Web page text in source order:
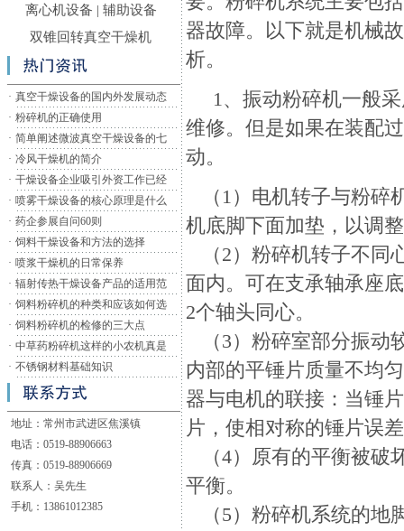
离心机设备 | 辅助设备
双锥回转真空干燥机
· 真空干燥设备的国内外发展动态
· 粉碎机的正确使用
· 简单阐述微波真空干燥设备的七
· 冷风干燥机的简介
· 干燥设备企业吸引外资工作已经
· 喷雾干燥设备的核心原理是什么
· 药企参展自问60则
· 饲料干燥设备和方法的选择
· 喷浆干燥机的日常保养
· 辐射传热干燥设备产品的适用范
· 饲料粉碎机的种类和应该如何选
· 饲料粉碎机的检修的三大点
· 中草药粉碎机这样的小农机真是
· 不锈钢材料基础知识
地址：常州市武进区焦溪镇
电话：0519-88906663
传真：0519-88906669
联系人：吴先生
手机：13861012385
器故障。以下就是机械
析。
1、振动粉碎机一般采
维修。但是如果在装配
动。
（1）电机转子与粉碎
机底脚下面加垫，以调
（2）粉碎机转子不同
面内。可在支承轴承座
2个轴头同心。
（3）粉碎室部分振动
内部的平锤片质量不均
器与电机的联接：当锤
片，使相对称的锤片误
（4）原有的平衡被破
平衡。
（5）粉碎机系统的地